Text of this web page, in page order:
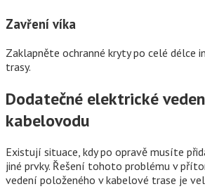
Zavření víka
Zaklapněte ochranné kryty po celé délce
trasy.
Dodatečné elektrické
kabelovodu
Existují situace, kdy po opravě musíte
jiné prvky. Řešení tohoto problému v
vedení položeného v kabelové trase je